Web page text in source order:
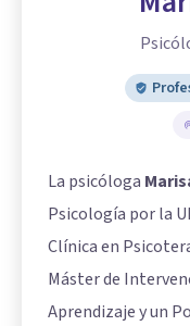
La psicóloga
Psicología por la
Clínica en
Máster de
Aprendizaje y un